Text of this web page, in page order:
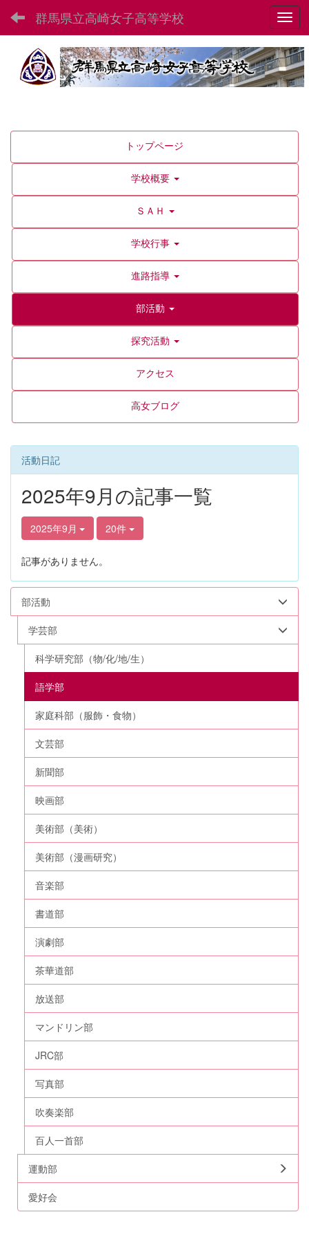
群馬県立高崎女子高等学校
トップページ
学校概要
ＳＡＨ
学校行事
進路指導
部活動
探究活動
アクセス
高女ブログ
活動日記
2025年9月の記事一覧
2025年9月 20件
記事がありません。
部活動
学芸部
科学研究部（物/化/地/生）
語学部
家庭科部（服飾・食物）
文芸部
新聞部
映画部
美術部（美術）
美術部（漫画研究）
音楽部
書道部
演劇部
茶華道部
放送部
マンドリン部
JRC部
写真部
吹奏楽部
百人一首部
運動部
愛好会